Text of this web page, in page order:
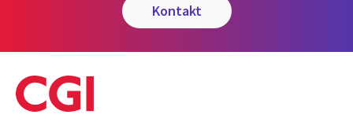
kontakt